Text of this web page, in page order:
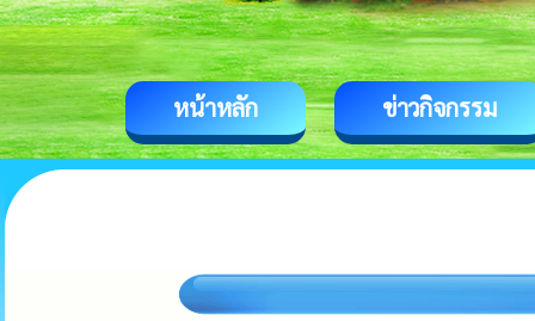
หน้าหลัก ข่าวกิจกรรม